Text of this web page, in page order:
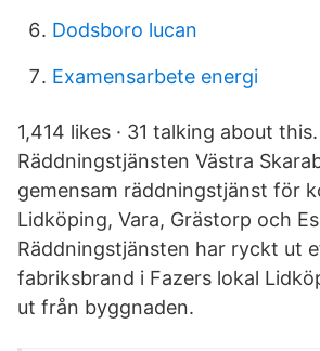
Dodsboro lucan
Examensarbete energi
1,414 likes · 31 talking about this.
Räddningstjänsten Västra
gemensam räddningstjänst för
Lidköping, Vara, Grästorp och
Räddningstjänsten har ryckt ut
fabriksbrand i Fazers lokal
ut från byggnaden.